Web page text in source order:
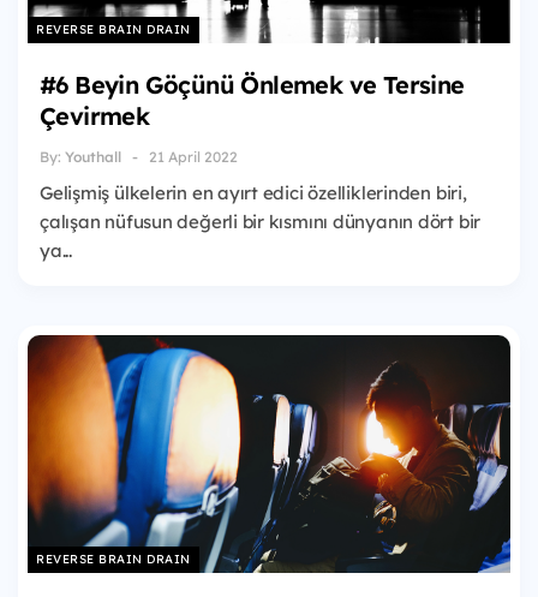
REVERSE BRAIN DRAIN
#6 Beyin Göçünü Önlemek ve Tersine
Çevirmek
By: Youthall 21 April 2022
Gelişmiş ülkelerin en ayırt edici özelliklerinden biri,
çalışan nüfusun değerli bir kısmını dünyanın dört bir
ya...
REVERSE BRAIN DRAIN